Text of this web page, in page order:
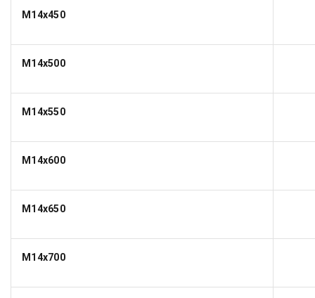
M14x450
M14x500
M14x550
M14x600
M14x650
M14x700